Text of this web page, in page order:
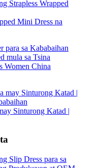
Mini Dress na
Women China
Sinturong Katad |